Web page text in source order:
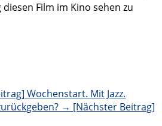
Film im Kino sehen zu
Wochenstart. Mit Jazz.
→ [Nächster Beitrag]